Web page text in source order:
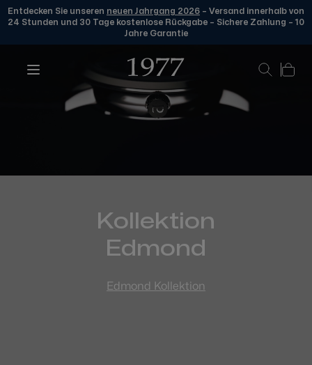
Entdecken Sie unseren neuen Jahrgang 2026 – Versand innerhalb von
24 Stunden und 30 Tage kostenlose Rückgabe – Sichere Zahlung – 10
Jahre Garantie
Kollektion
Edmond
Edmond Kollektion